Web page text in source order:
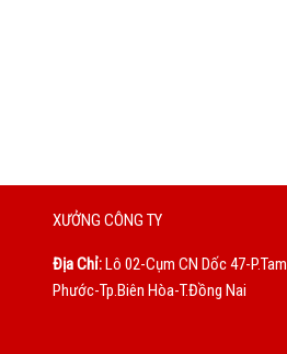
XƯỞNG CÔNG TY
Địa Chỉ:Lô 02-Cụm CN Dốc 47-P.Tam
Phước-Tp.Biên Hòa-T.Đồng Nai